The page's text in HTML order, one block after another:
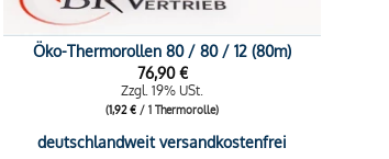
Öko-Thermorollen 80 / 80 / 12 (80m)
76,90€
Zzgl. 19% USt.
(1,92€ / 1 Thermorolle)
deutschlandweit versandkostenfrei